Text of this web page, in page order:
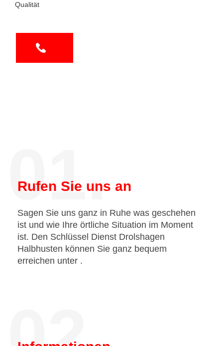
Qualität
01.
Rufen Sie uns an
Sagen Sie uns ganz in Ruhe was geschehen
ist und wie Ihre örtliche Situation im Moment
ist. Den Schlüssel Dienst Drolshagen
Halbhusten können Sie ganz bequem
erreichen unter .